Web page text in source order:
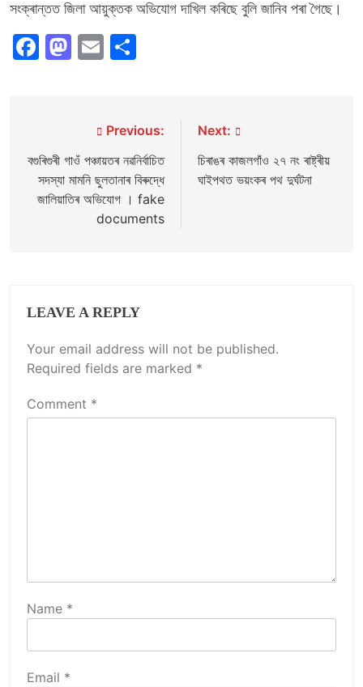
সংক্ৰান্তত জিলা আয়ুক্তক অভিযোগ দাখিল কৰিছে বুলি জানিব পৰা গৈছে।
Facebook
Mastodon
Email
navigation
Previous:
বগুৰিগুৰী গাওঁ পঞ্চায়তৰ নৱনিৰ্বাচিত
সদস্যা মামনি ছুলতানাৰ বিৰুদ্ধে
জালিয়াতিৰ অভিযোগ । fake
documents
Next:
চিৰাঙৰ কাজলগাঁও ২৭ নং ৰাষ্ট্ৰীয়
ঘাইপথত ভয়ংকৰ পথ দুৰ্ঘটনা
LEAVE A REPLY
Your email address will not be published.
Required fields are marked *
Comment *
Name *
Email *